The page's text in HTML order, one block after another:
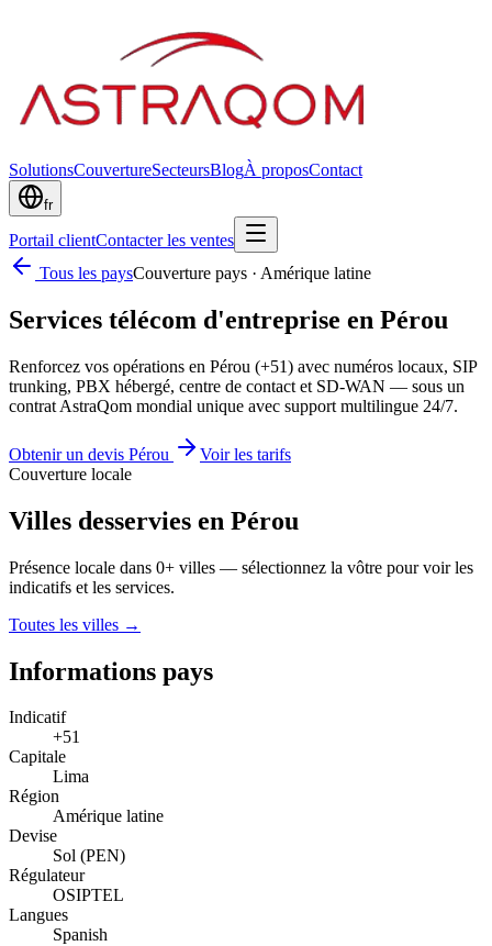
SolutionsCouvertureSecteursBlogÀ proposContact
fr
Portail clientContacter les ventes
Tous les paysCouverture pays · Amérique latine
Services télécom d'entreprise en Pérou
Renforcez vos opérations en Pérou (+51) avec numéros locaux, SIP
trunking, PBX hébergé, centre de contact et SD-WAN — sous un
contrat AstraQom mondial unique avec support multilingue 24/7.
Obtenir un devis Pérou
Voir les tarifs
Couverture locale
Villes desservies en Pérou
Présence locale dans 0+ villes — sélectionnez la vôtre pour voir les
indicatifs et les services.
Toutes les villes →
Informations pays
Indicatif
+51
Capitale
Lima
Région
Amérique latine
Devise
Sol (PEN)
Régulateur
OSIPTEL
Langues
Spanish